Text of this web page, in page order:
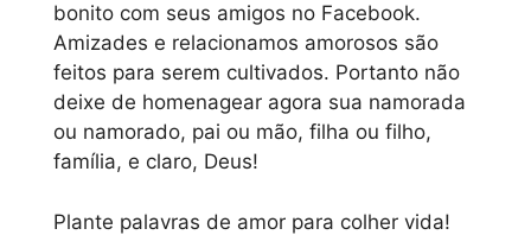
bonito com seus amigos no Facebook.
Amizades e relacionamos amorosos são
feitos para serem cultivados. Portanto não
deixe de homenagear agora sua namorada
ou namorado, pai ou mão, filha ou filho,
família, e claro, Deus!
Plante palavras de amor para colher vida!